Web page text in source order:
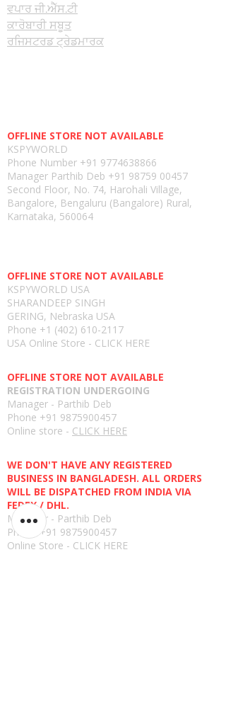
ਵਪਾਰ ਜੀ.ਐੱਸ.ਟੀ
ਕਾਰੋਬਾਰੀ ਸਬੂਤ
ਰਜਿਸਟਰਡ ਟ੍ਰੇਡਮਾਰਕ
OFFLINE STORE NOT AVAILABLE
KSPYWORLD
Phone Number +91 9774638866
Manager Parthib Deb +91 98759 00457
Second Floor, No. 74, Harohali Village,
Bangalore, Bengaluru (Bangalore) Rural,
Karnataka, 560064
OFFLINE STORE NOT AVAILABLE
KSPYWORLD USA
SHARANDEEP SINGH
GERING, Nebraska USA
Phone +1 (402) 610-2117
USA Online Store - CLICK HERE
OFFLINE STORE NOT AVAILABLE
REGISTRATION UNDERGOING
Manager - Parthib Deb
Phone +91 9875900457
Online store - CLICK HERE
WE DON'T HAVE ANY REGISTERED
BUSINESS IN BANGLADESH. ALL ORDERS
WILL BE DISPATCHED FROM INDIA VIA
FEDEX / DHL.
Manager - Parthib Deb
Phone +91 9875900457
Online Store - CLICK HERE